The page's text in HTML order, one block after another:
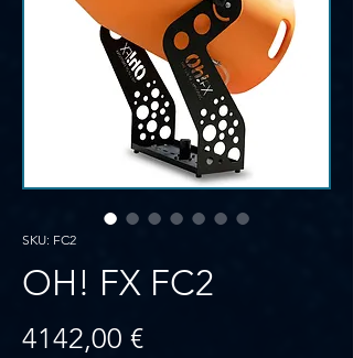
SKU: FC2
OH! FX FC2
4142,00 €Prezzo